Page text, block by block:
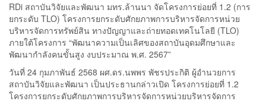
RDi สถาบันวิจัยและพัฒนา มทร.ล้านนา จัดโครงการย่อยที่ 1.2 (การ
ยกระดับ TLO) โครงการยกระดับศักยภาพการบริหารจัดการหน่วย
บริหารจัดการทรัพย์สิน ทางปัญญาและถ่ายทอดเทคโนโลยี (TLO)
ภายใต้โครงการ “พัฒนาความเป็นเลิศของสถาบันอุดมศึกษาและ
พัฒนากําลังคนขั้นสูง งบประมาณ พ.ศ. 2567”
วันที่ 24 กุมภาพันธ์ 2568 ผศ.ดร.นพพร พัชรประกิติ ผู้อำนวยการ
สถาบันวิจัยและพัฒนา เป็นประธานกล่าวเปิด โครงการย่อยที่ 1.2
โครงการยกระดับศักยภาพการบริหารจัดการหน่วยบริหารจัดการ